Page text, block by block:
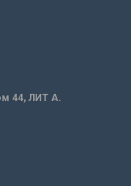
44, ЛИТ А.